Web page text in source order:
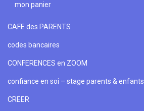
mon panier
CAFE des PARENTS
codes bancaires
CONFERENCES en ZOOM
confiance en soi – stage parents & enfants
CREER